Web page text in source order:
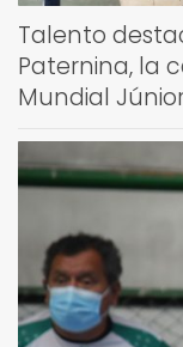
Talento
Paternina, la
Mundial